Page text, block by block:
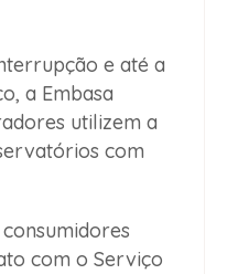
e até a
a Embasa
utilizem a
com
com o Serviço